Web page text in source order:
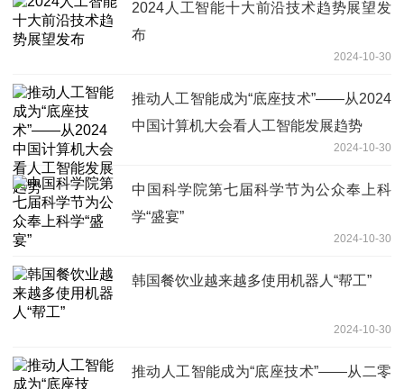
2024人工智能十大前沿技术趋势展望发
布
2024-10-30
推动人工智能成为“底座技术”——从2024
中国计算机大会看人工智能发展趋势
2024-10-30
中国科学院第七届科学节为公众奉上科
学“盛宴”
2024-10-30
韩国餐饮业越来越多使用机器人“帮工”
2024-10-30
推动人工智能成为“底座技术”——从二零